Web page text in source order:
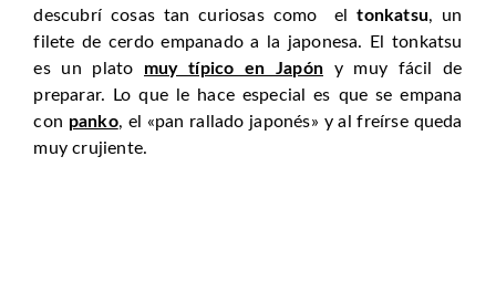
descubrí cosas tan curiosas como eltonkatsu, un
filete de cerdo empanado a la japonesa. El tonkatsu
es un plato muy típico en Japóny muy fácil de
preparar. Lo que le hace especial es que se empana
con panko, el «pan rallado japonés» y al freírse queda
muy crujiente.